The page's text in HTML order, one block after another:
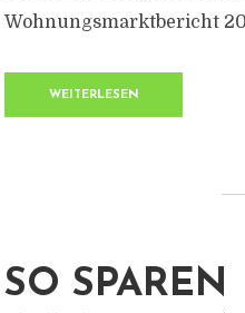
Wohnungsmarktbericht
WEITERLESEN
SO SPAREN